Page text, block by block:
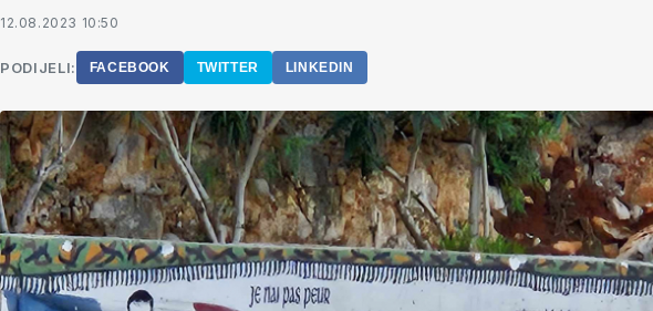
12.08.2023 10:50
PODIJELI: FACEBOOK TWITTER LINKEDIN